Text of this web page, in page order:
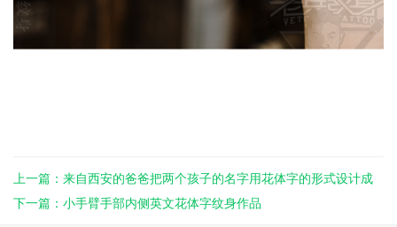
上一篇：来自西安的爸爸把两个孩子的名字用花体字的形式设计成
纹身 ...
下一篇：小手臂手部内侧英文花体字纹身作品